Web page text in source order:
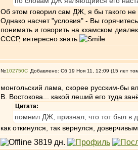
Об этом говорил сам ДЖ, я бы такого
Однако насчет "условия" - Вы
понимать и говорить на кхамском
СССР, интересно знать
№102750 Добавлено: Сб 19 Ноя 11, 12:09 (15 лет
монгольский лама, скорее русским-бы
В. Востокова... какой леший его туда
Цитата:
помнил ДЖ, признал, что тот был в
как откинулся, так вернулся,